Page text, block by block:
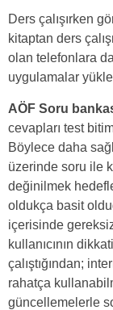
Ders çalışırken
kitaptan ders
olan telefonlara
uygulamalar
AÖF Soru
cevapları test
Böylece daha
üzerinde soru ile
değinilmek
oldukça basit
içerisinde
kullanıcının
çalıştığından;
rahatça
güncellemelerle